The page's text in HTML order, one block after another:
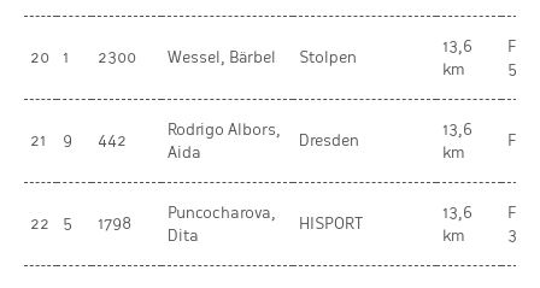
20 1 2300 Wessel, Bärbel Stolpen
13,6
km
55-
21 9 442
Rodrigo Albors,
Aida
Dresden
13,6
km
22 5 1798
Puncocharova,
Dita
HISPORT
13,6
km
35-